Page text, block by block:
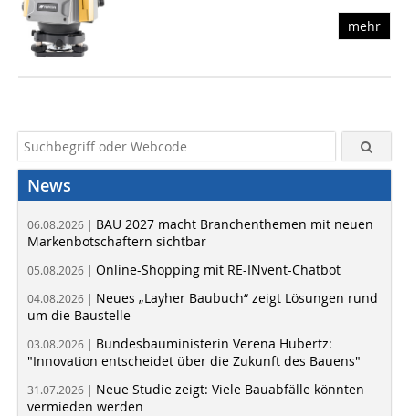
mehr
News
06.08.2026 | BAU 2027 macht Branchenthemen mit neuen
Markenbotschaftern sichtbar
05.08.2026 | Online-Shopping mit RE-INvent-Chatbot
04.08.2026 | Neues „Layher Baubuch“ zeigt Lösungen rund
um die Baustelle
03.08.2026 | Bundesbauministerin Verena Hubertz:
"Innovation entscheidet über die Zukunft des Bauens"
31.07.2026 | Neue Studie zeigt: Viele Bauabfälle könnten
vermieden werden